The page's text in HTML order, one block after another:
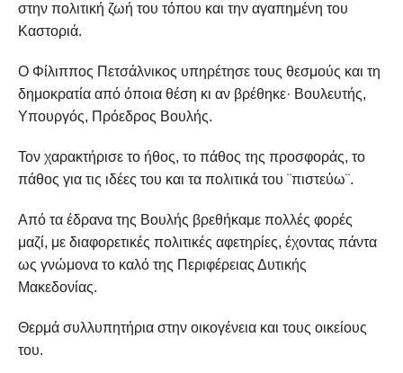
στην πολιτική ζωή του τόπου και την αγαπημένη του
Καστοριά.
Ο Φίλιππος Πετσάλνικος υπηρέτησε τους θεσμούς και τη
δημοκρατία από όποια θέση κι αν βρέθηκε· Βουλευτής,
Υπουργός, Πρόεδρος Βουλής.
Τον χαρακτήρισε το ήθος, το πάθος της προσφοράς, το
πάθος για τις ιδέες του και τα πολιτικά του ¨πιστεύω¨.
Από τα έδρανα της Βουλής βρεθήκαμε πολλές φορές
μαζί, με διαφορετικές πολιτικές αφετηρίες, έχοντας πάντα
ως γνώμονα το καλό της Περιφέρειας Δυτικής
Μακεδονίας.
Θερμά συλλυπητήρια στην οικογένεια και τους οικείους
του.